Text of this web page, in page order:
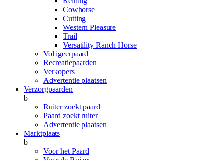
Cowhorse
Cutting
Western Pleasure
Trail
Versatility Ranch Horse
Voltigeerpaard
Recreatiepaarden
Verkopers
Advertentie plaatsen
Verzorgpaarden
b
Ruiter zoekt paard
Paard zoekt ruiter
Advertentie plaatsen
Marktplaats
b
Voor het Paard